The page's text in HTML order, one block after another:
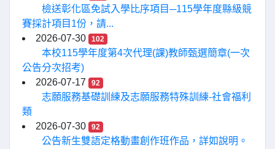
檢送彰化區免試入學比序項目─115學年度縣級競
賽採計項目1份，請...
2026-07-30
102
本校115學年度第4次代理(課)教師甄選簡章(一次
公告分次招考)
2026-07-17
92
志願服務基礎訓練及志願服務特殊訓練-社會福利
類
2026-07-30
92
公告新生雙語定格動畫創作班作品，詳如說明。